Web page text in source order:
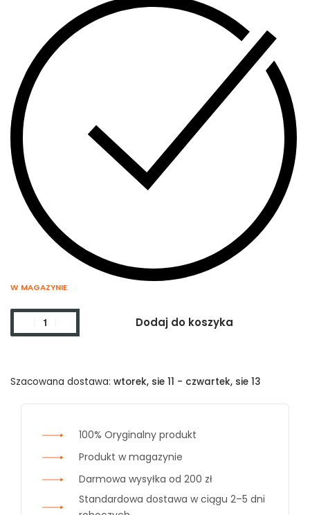
W MAGAZYNIE
Dodaj do koszyka
Szacowana dostawa: wtorek, sie 11 - czwartek, sie 13
100% Oryginalny produkt
Produkt w magazynie
Darmowa wysyłka od 200 zł
Standardowa dostawa w ciągu 2–5 dni